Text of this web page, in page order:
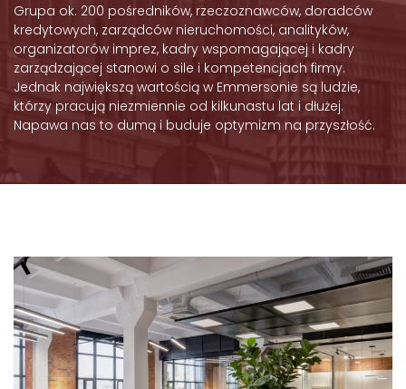
Grupa ok. 200 pośredników, rzeczoznawców, doradców
kredytowych, zarządców nieruchomości, analityków,
organizatorów imprez, kadry wspomagającej i kadry
zarządzającej stanowi o sile i kompetencjach firmy.
Jednak największą wartością w Emmersonie są ludzie,
którzy pracują niezmiennie od kilkunastu lat i dłużej.
Napawa nas to dumą i buduje optymizm na przyszłość.